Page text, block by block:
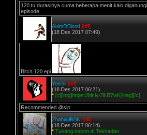
120 tu durasinya cuma beberapa menit kalo
episode
AkimDBlood [off]
(18 Des 2017 07:49)
Bitch 120 epi
Yoichii [off]
(18 Des 2017 06:21)
* [c][img]https://bit.ly/2lLB7wK[/img][/c]
Recommended @sip
ZhahrulRSN [off]
(18 Des 2017 06:14)
* Tukang kebon di Tekkadan